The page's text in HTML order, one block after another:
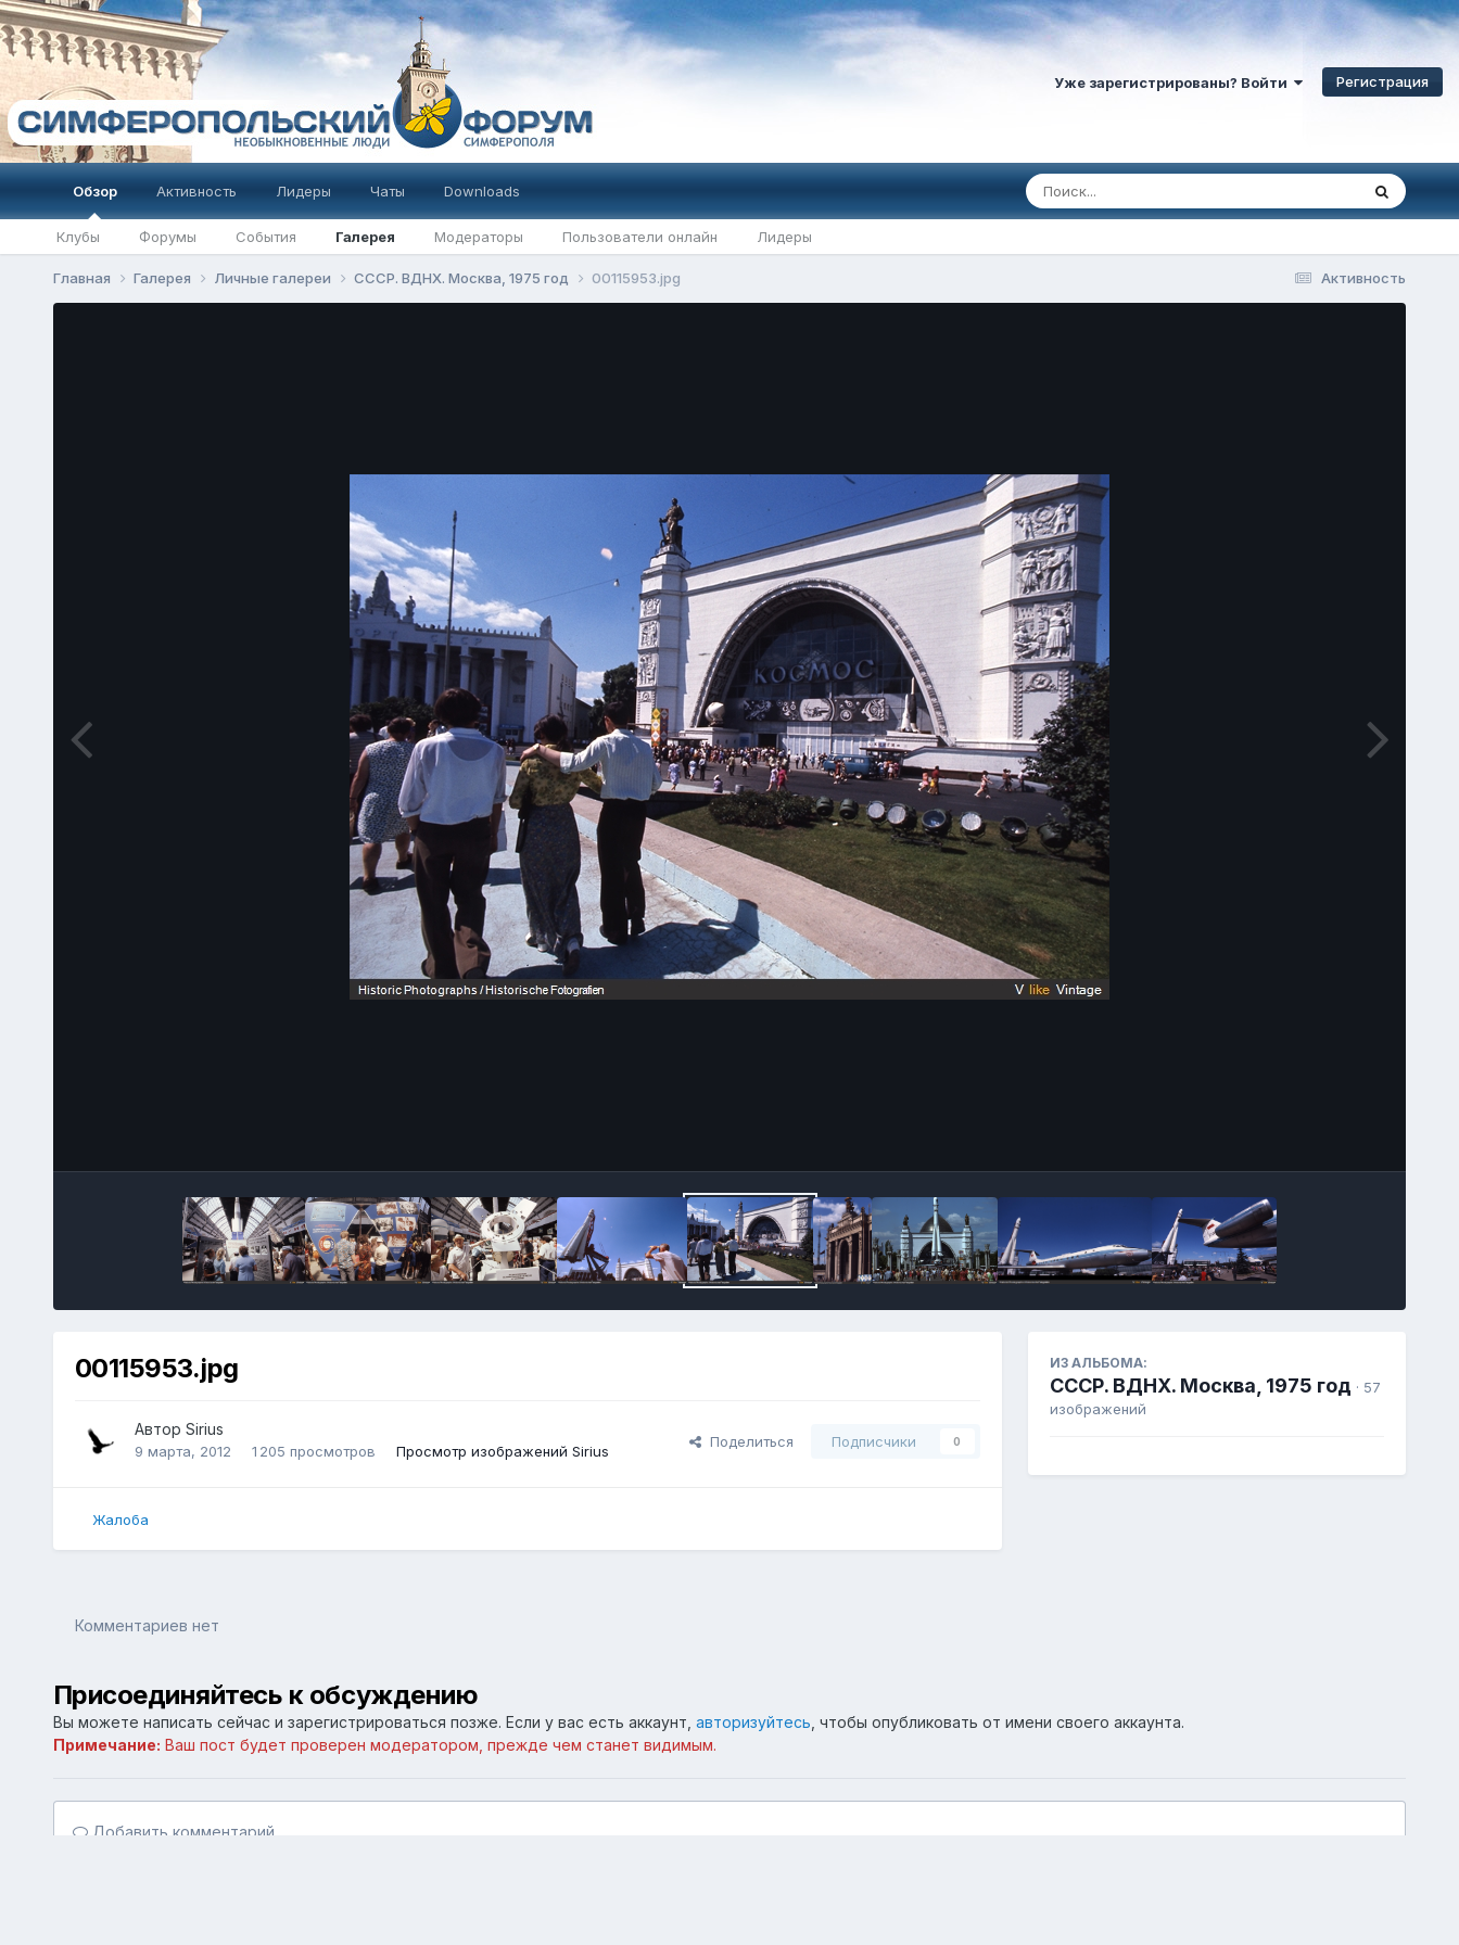
Уже зарегистрированы? Войти Регистрация
Обзор
Клубы Форумы События Галерея Модераторы Пользователи онлайн Лидеры
Активность Лидеры Чаты Downloads
Активность
Главная Галерея Личные галереи СССР. ВДНХ. Москва, 1975 год 00115953.jpg
00115953.jpg
Автор Sirius
9 марта, 2012 1 205 просмотров Просмотр изображений Sirius
Поделиться Подписчики 0
Жалоба
ИЗ АЛЬБОМА:
СССР. ВДНХ. Москва, 1975 год · 57
изображений
Комментариев нет
Присоединяйтесь к обсуждению
Вы можете написать сейчас и зарегистрироваться позже. Если у вас есть аккаунт, авторизуйтесь , чтобы опубликовать от имени своего аккаунта.
Примечание: Ваш пост будет проверен модератором, прежде чем станет видимым.
Добавить комментарий...